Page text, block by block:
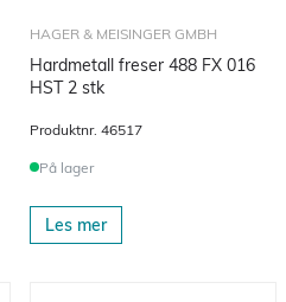
HAGER & MEISINGER GMBH
Hardmetall freser 488 FX 016
HST 2 stk
Produktnr. 46517
På lager
Les mer